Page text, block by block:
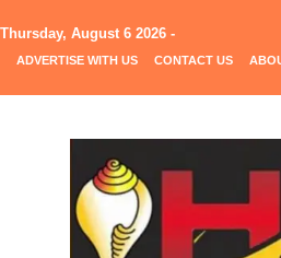
Thursday, August 6 2026 -
ADVERTISE WITH US CONTACT US